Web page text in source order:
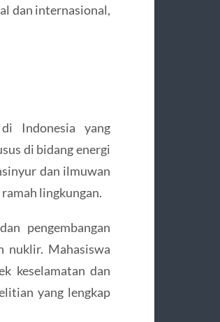
dan internasional,
Indonesia yang
di bidang energi
dan ilmuwan
lingkungan.
pengembangan
nuklir. Mahasiswa
keselamatan dan
yang lengkap